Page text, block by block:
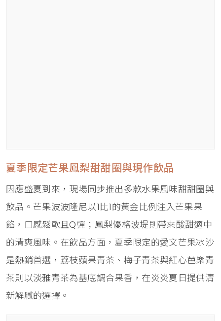
夏季限定芒果鳳梨甜甜圈與現作飲品
因應盛夏到來，現場同步推出多款水果風味甜甜圈與
飲品。芒果波波隆尼以1比1的黃金比例注入芒果果
餡，口感鬆軟且Q彈；鳳梨優格波堤則帶來酸甜適中
的清爽風味。在飲品方面，夏季限定的愛文芒果冰沙
是熱銷首選，荔枝蘋果青茶、梅子青茶與紅心芭樂青
茶則以淡雅青茶為基底調合果香，在炎炎夏日提供清
新解膩的選擇。